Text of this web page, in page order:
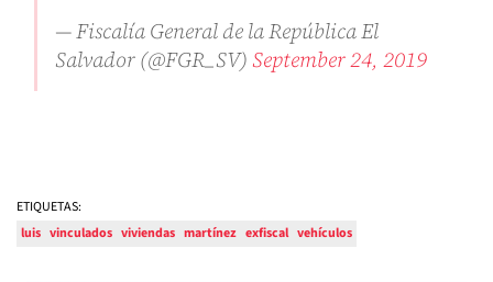
— Fiscalía General de la República El
Salvador (@FGR_SV) September 24, 2019
ETIQUETAS:
luis vinculados viviendas martínez exfiscal vehículos